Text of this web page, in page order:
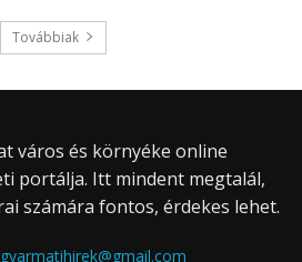
Továbbiak
város és környéke online
portálja. Itt mindent megtalál,
számára fontos, érdekes lehet.
gyarmatihirek@gmail.com